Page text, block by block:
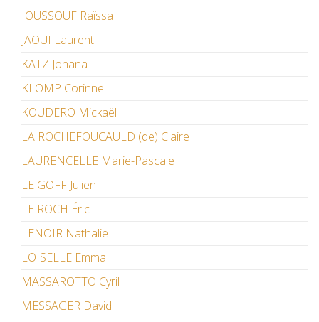
IOUSSOUF Raïssa
JAOUI Laurent
KATZ Johana
KLOMP Corinne
KOUDERO Mickaël
LA ROCHEFOUCAULD (de) Claire
LAURENCELLE Marie-Pascale
LE GOFF Julien
LE ROCH Éric
LENOIR Nathalie
LOISELLE Emma
MASSAROTTO Cyril
MESSAGER David